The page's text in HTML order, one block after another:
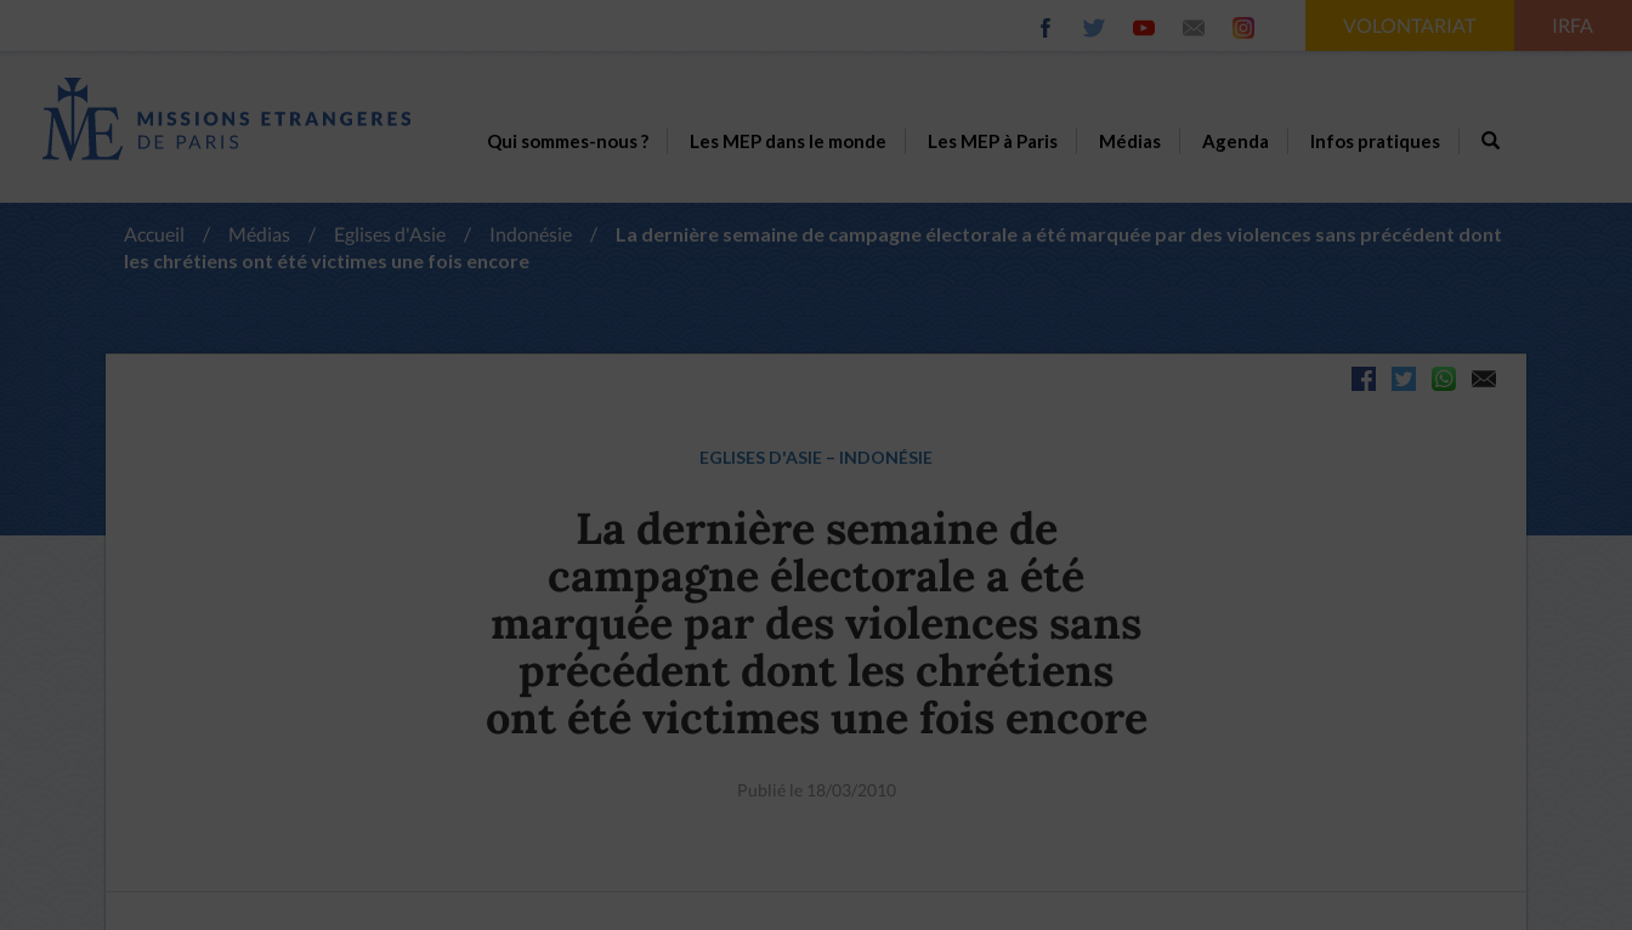
VOLONTARIAT IRFA
Qui sommes-nous ? Les MEP dans le monde Les MEP à Paris Médias Agenda Infos pratiques
Accueil / Médias / Eglises d'Asie / Indonésie /
La dernière semaine de campagne électorale a été marquée par des violences sans précédent dont
les chrétiens ont été victimes une fois encore
EGLISES D'ASIE – INDONÉSIE
La dernière semaine de
campagne électorale a été
marquée par des violences sans
précédent dont les chrétiens
ont été victimes une fois encore
Publié le 18/03/2010